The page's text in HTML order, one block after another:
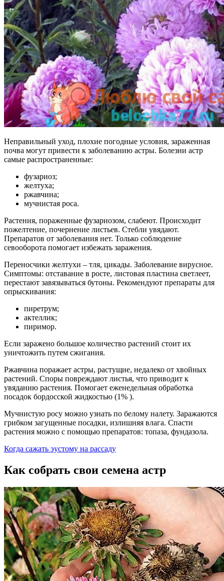
Неправильный уход, плохие погодные условия, зараженная
почва могут привести к заболеванию астры. Болезни астр
самые распространенные:
фузариоз;
желтуха;
ржавчина;
мучнистая роса.
Растения, пораженные фузариозом, слабеют. Происходит
пожелтение, почернение листьев. Стебли увядают.
Препаратов от заболевания нет. Только соблюдение
севооборота помогает избежать заражения.
Переносчики желтухи – тля, цикады. Заболевание вирусное.
Симптомы: отставание в росте, листовая пластина светлеет,
перестают завязываться бутоны. Рекомендуют препараты для
опрыскивания:
пиретрум;
актеллик;
пиримор.
Если заражено большое количество растений стоит их
уничтожить путем сжигания.
Ржавчина поражает астры, растущие, недалеко от хвойных
растений. Споры повреждают листья, что приводит к
увяданию растения. Помогает еженедельная обработка
посадок бордосской жидкостью (1% ).
Мучнистую росу можно узнать по белому налету. Заражаются
грибком загущенные посадки, излишняя влага. Спасти
растения можно с помощью препаратов: топаза, фундазола.
Когда сажать эустому на рассаду
Как собрать свои семена астр